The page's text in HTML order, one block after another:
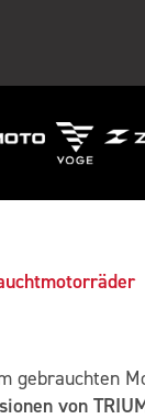
gebrauchten
von